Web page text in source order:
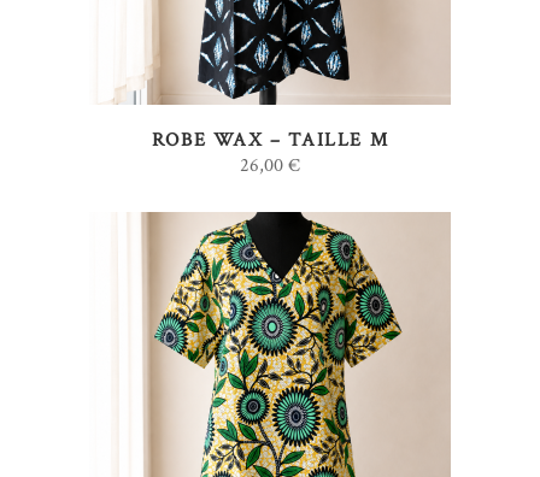
ROBE WAX – TAILLE M
26,00€
AJOUTER AU PANIER